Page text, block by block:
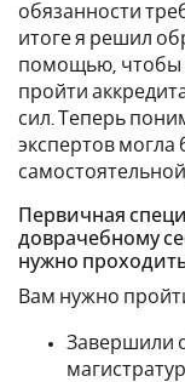
обязанности
итоге я решил
помощью, чтобы
пройти
сил. Теперь
экспертов
Первичная
доврачебному
нужно
Вам нужно
Завершили